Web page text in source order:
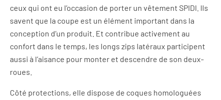
ceux qui ont eu l’occasion de porter un vêtement SPIDI. Ils
savent que la coupe est un élément important dans la
conception d’un produit. Et contribue activement au
confort dans le temps, les longs zips latéraux participent
aussi à l’aisance pour monter et descendre de son deux-
roues.
Côté protections, elle dispose de coques homologuées